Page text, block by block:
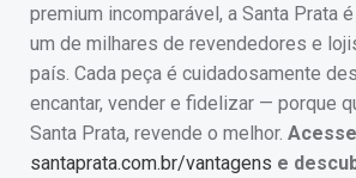
premium incomparável, a Santa Prata
um de milhares de revendedores e
país. Cada peça é cuidadosamente
encantar, vender e fidelizar — porque
Santa Prata, revende o melhor.
santaprata.com.br/vantagens e